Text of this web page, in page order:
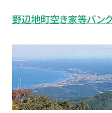
野辺地町空き家等バン